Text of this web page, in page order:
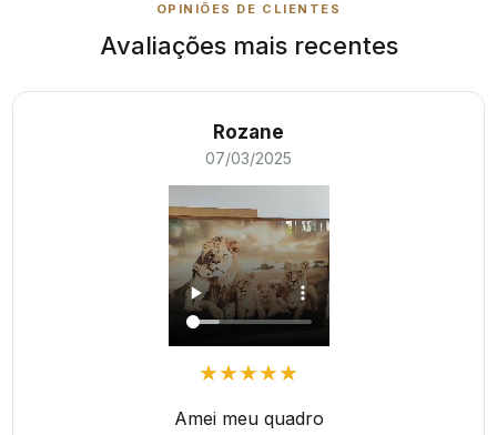
OPINIÕES DE CLIENTES
Avaliações mais recentes
Rozane
07/03/2025
★★★★★
Amei meu quadro